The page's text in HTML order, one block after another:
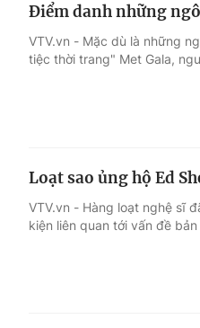
Điểm danh những
VTV.vn - Mặc dù là những
tiệc thời trang" Met Gala,
Loạt sao ủng hộ Ed
VTV.vn - Hàng loạt nghệ sĩ
kiện liên quan tới vấn đề